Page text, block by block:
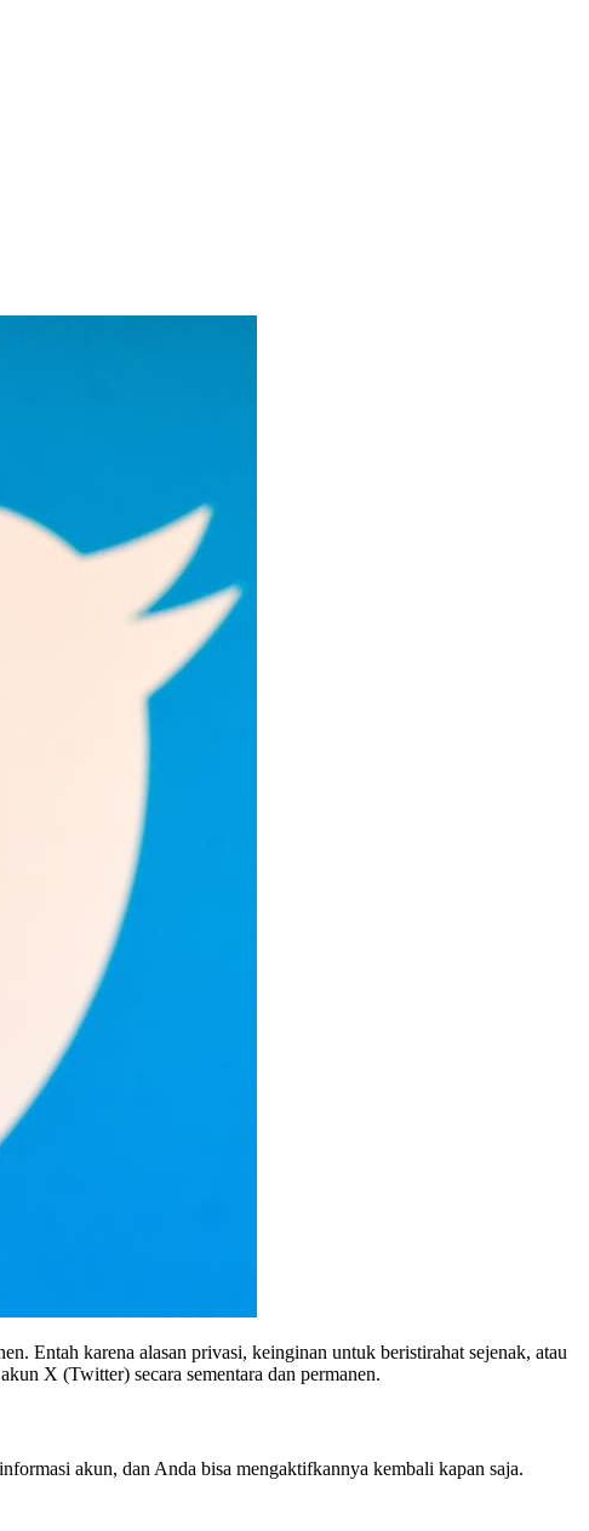
Entah karena alasan privasi, keinginan untuk beristirahat sejenak, atau
X (Twitter) secara sementara dan permanen.
akun, dan Anda bisa mengaktifkannya kembali kapan saja.